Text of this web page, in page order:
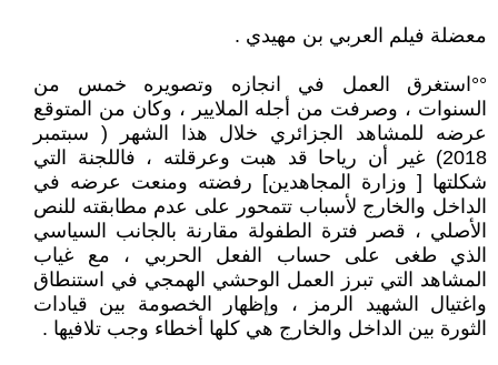
معضلة فيلم العربي بن مهيدي .
°°استغرق العمل في انجازه وتصويره خمس من
السنوات ، وصرفت من أجله الملايير ، وكان من المتوقع
عرضه للمشاهد الجزائري خلال هذا الشهر ( سبتمبر
2018) غير أن رياحا قد هبت وعرقلته ، فاللجنة التي
شكلتها [ وزارة المجاهدين] رفضته ومنعت عرضه في
الداخل والخارج لأسباب تتمحور على عدم مطابقته للنص
الأصلي ، قصر فترة الطفولة مقارنة بالجانب السياسي
الذي طغى على حساب الفعل الحربي ، مع غياب
المشاهد التي تبرز العمل الوحشي الهمجي في استنطاق
واغتيال الشهيد الرمز ، وإظهار الخصومة بين قيادات
الثورة بين الداخل والخارج هي كلها أخطاء وجب تلافيها .